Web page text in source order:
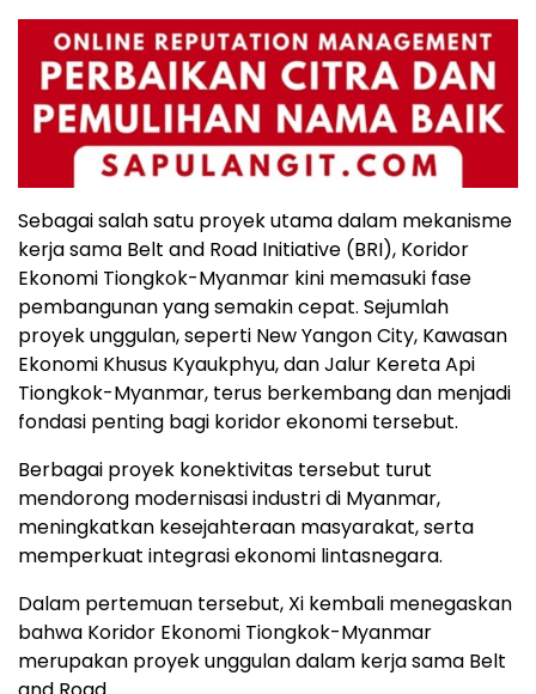
Sebagai salah satu proyek utama dalam mekanisme
kerja sama Belt and Road Initiative (BRI), Koridor
Ekonomi Tiongkok-Myanmar kini memasuki fase
pembangunan yang semakin cepat. Sejumlah
proyek unggulan, seperti New Yangon City, Kawasan
Ekonomi Khusus Kyaukphyu, dan Jalur Kereta Api
Tiongkok-Myanmar, terus berkembang dan menjadi
fondasi penting bagi koridor ekonomi tersebut.
Berbagai proyek konektivitas tersebut turut
mendorong modernisasi industri di Myanmar,
meningkatkan kesejahteraan masyarakat, serta
memperkuat integrasi ekonomi lintasnegara.
Dalam pertemuan tersebut, Xi kembali menegaskan
bahwa Koridor Ekonomi Tiongkok-Myanmar
merupakan proyek unggulan dalam kerja sama Belt